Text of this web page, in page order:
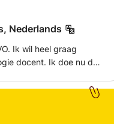
Nederlands
Ik wil heel graag
docent. Ik doe nu de
erg goed in Duits en